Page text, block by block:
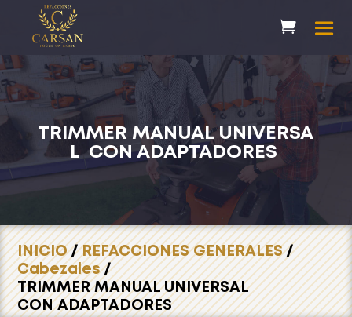
TRIMMER MANUAL UNIVERSA
L CON ADAPTADORES
INICIO/REFACCIONES GENERALES/
Cabezales/
TRIMMER MANUAL UNIVERSAL
CON ADAPTADORES